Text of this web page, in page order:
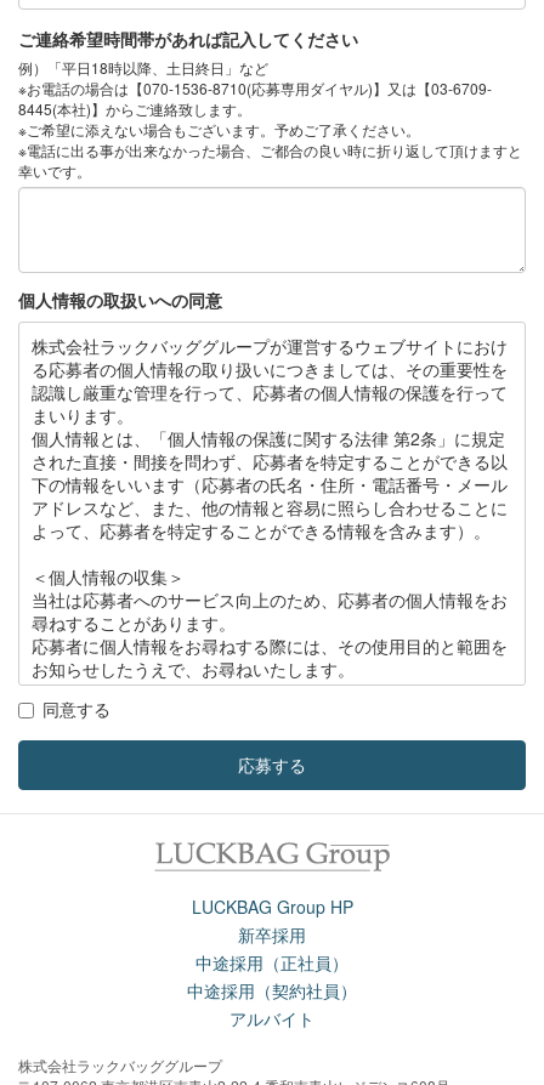
ご連絡希望時間帯があれば記入してください
例）「平日18時以降、土日終日」など
※お電話の場合は【070-1536-8710(応募専用ダイヤル)】又は【03-6709-
8445(本社)】からご連絡致します。
※ご希望に添えない場合もございます。予めご了承ください。
※電話に出る事が出来なかった場合、ご都合の良い時に折り返して頂けますと
幸いです。
個人情報の取扱いへの同意
株式会社ラックバッググループが運営するウェブサイトにおけ
る応募者の個人情報の取り扱いにつきましては、その重要性を
認識し厳重な管理を行って、応募者の個人情報の保護を行って
まいります。
個人情報とは、「個人情報の保護に関する法律 第2条」に規定
された直接・間接を問わず、応募者を特定することができる以
下の情報をいいます（応募者の氏名・住所・電話番号・メール
アドレスなど、また、他の情報と容易に照らし合わせることに
よって、応募者を特定することができる情報を含みます）。
＜個人情報の収集＞
当社は応募者へのサービス向上のため、応募者の個人情報をお
尋ねすることがあります。
応募者に個人情報をお尋ねする際には、その使用目的と範囲を
お知らせしたうえで、お尋ねいたします。
＜個人情報の管理＞
当社は応募者の個人情報の保護のため、社内に個人情報保護責
任者を置き、次を徹底して応募者の個人情報の保護を厳正に行
2. 個人情報への外部からの不正なアクセスを防止します。
3. 個人情報を他の企業、個人に委託しません。
3＜個人情報の開示＞
当社は、原則として応募者の個人情報を開示することはいたし
ませんが、例外として次の場合には個人情報を開示することが
2. 法令により、行政機関等から開示を求められた場合
同意する
応募する
LUCKBAG Group HP
新卒採用
中途採用（正社員）
中途採用（契約社員）
アルバイト
株式会社ラックバッググループ